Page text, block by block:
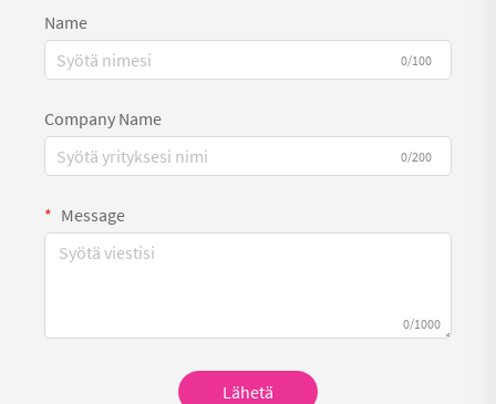
Name
0/100
Company Name
0/200
Message
0/1000
Lähetä